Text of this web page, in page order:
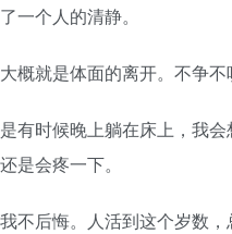
一个人的清静。
就是体面的离开。不争不
时候晚上躺在床上，我会
是会疼一下。
后悔。人活到这个岁数，